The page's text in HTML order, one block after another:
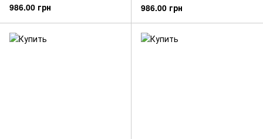
986.00 грн 986.00 грн